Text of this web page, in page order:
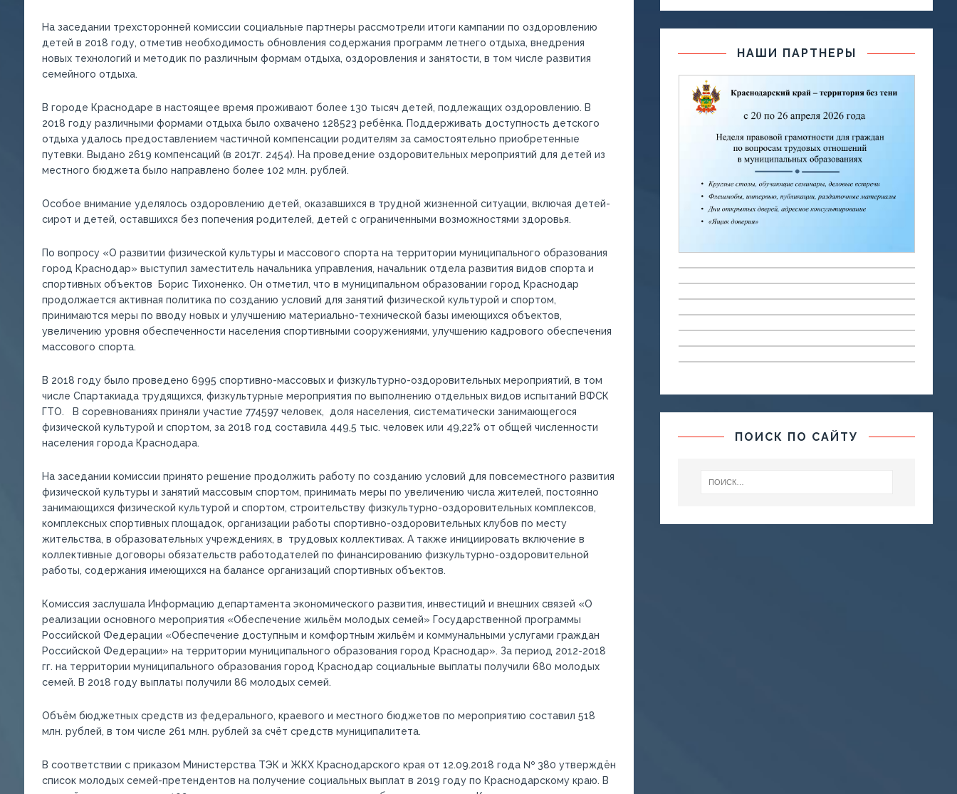
На заседании трехсторонней комиссии социальные партнеры рассмотрели итоги кампании по оздоровлению
детей в 2018 году, отметив необходимость обновления содержания программ летнего отдыха, внедрения
новых технологий и методик по различным формам отдыха, оздоровления и занятости, в том числе развития
семейного отдыха.
В городе Краснодаре в настоящее время проживают более 130 тысяч детей, подлежащих оздоровлению. В
2018 году различными формами отдыха было охвачено 128523 ребёнка. Поддерживать доступность детского
отдыха удалось предоставлением частичной компенсации родителям за самостоятельно приобретенные
путевки. Выдано 2619 компенсаций (в 2017г. 2454). На проведение оздоровительных мероприятий для детей из
местного бюджета было направлено более 102 млн. рублей.
Особое внимание уделялось оздоровлению детей, оказавшихся в трудной жизненной ситуации, включая детей-
сирот и детей, оставшихся без попечения родителей, детей с ограниченными возможностями здоровья.
По вопросу «О развитии физической культуры и массового спорта на территории муниципального образования
город Краснодар» выступил заместитель начальника управления, начальник отдела развития видов спорта и
спортивных объектов Борис Тихоненко. Он отметил, что в муниципальном образовании город Краснодар
продолжается активная политика по созданию условий для занятий физической культурой и спортом,
принимаются меры по вводу новых и улучшению материально-технической базы имеющихся объектов,
увеличению уровня обеспеченности населения спортивными сооружениями, улучшению кадрового обеспечения
массового спорта.
В 2018 году было проведено 6995 спортивно-массовых и физкультурно-оздоровительных мероприятий, в том
числе Спартакиада трудящихся, физкультурные мероприятия по выполнению отдельных видов испытаний ВФСК
ГТО. В соревнованиях приняли участие 774597 человек, доля населения, систематически занимающегося
физической культурой и спортом, за 2018 год составила 449,5 тыс. человек или 49,22% от общей численности
населения города Краснодара.
На заседании комиссии принято решение продолжить работу по созданию условий для повсеместного развития
физической культуры и занятий массовым спортом, принимать меры по увеличению числа жителей, постоянно
занимающихся физической культурой и спортом, строительству физкультурно-оздоровительных комплексов,
комплексных спортивных площадок, организации работы спортивно-оздоровительных клубов по месту
жительства, в образовательных учреждениях, в трудовых коллективах. А также инициировать включение в
коллективные договоры обязательств работодателей по финансированию физкультурно-оздоровительной
работы, содержания имеющихся на балансе организаций спортивных объектов.
Комиссия заслушала Информацию департамента экономического развития, инвестиций и внешних связей «О
реализации основного мероприятия «Обеспечение жильём молодых семей» Государственной программы
Российской Федерации «Обеспечение доступным и комфортным жильём и коммунальными услугами граждан
Российской Федерации» на территории муниципального образования город Краснодар». За период 2012-2018
гг. на территории муниципального образования город Краснодар социальные выплаты получили 680 молодых
семей. В 2018 году выплаты получили 86 молодых семей.
Объём бюджетных средств из федерального, краевого и местного бюджетов по мероприятию составил 518
млн. рублей, в том числе 261 млн. рублей за счёт средств муниципалитета.
В соответствии с приказом Министерства ТЭК и ЖКХ Краснодарского края от 12.09.2018 года № 380 утверждён
список молодых семей-претендентов на получение социальных выплат в 2019 году по Краснодарскому краю. В
НАШИ ПАРТНЕРЫ
ПОИСК ПО САЙТУ